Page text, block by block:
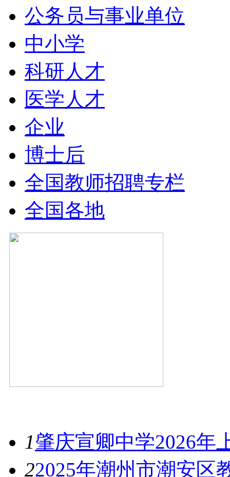
公务员与事业单位
中小学
科研人才
医学人才
企业
博士后
全国教师招聘专栏
全国各地
1肇庆宣卿中学2026年
22025年潮州市潮安区